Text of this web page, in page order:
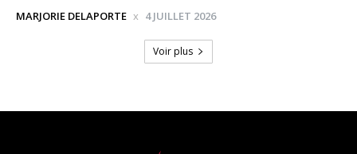
MARJORIE DELAPORTE 4 JUILLET 2026
Voir plus